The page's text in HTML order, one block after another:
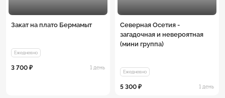
Закат на плато Бермамыт
Ежедневно
3 700 ₽ 1 день
Северная Осетия -
загадочная и невероятная
(мини группа)
Ежедневно
5 300 ₽ 1 день